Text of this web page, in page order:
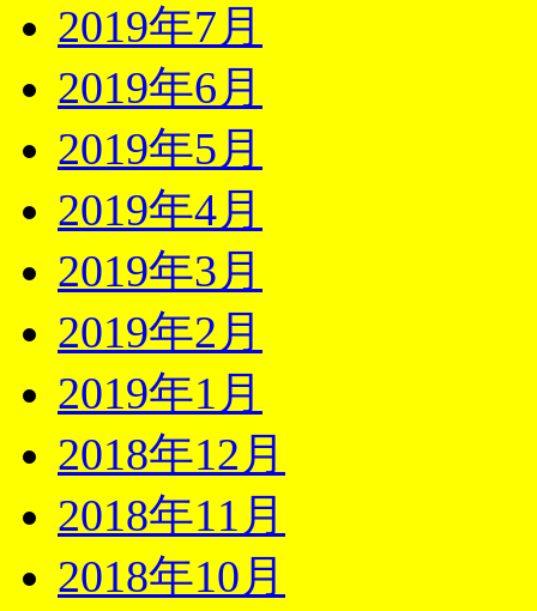
2019年7月
2019年6月
2019年5月
2019年4月
2019年3月
2019年2月
2019年1月
2018年12月
2018年11月
2018年10月